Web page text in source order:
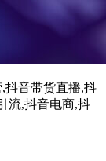
抖音带货直播,抖
流,抖音电商,抖